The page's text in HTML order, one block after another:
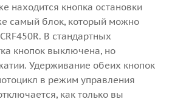
находится кнопка остановки
самый блок, который можно
В стандартных
кнопок выключена, но
Удерживание обеих кнопок
в режим управления
как только вы